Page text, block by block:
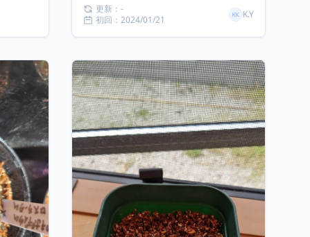
更新：-
初回：2024/01/21
K.Y